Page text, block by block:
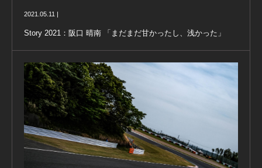
2021.05.11 |
Story 2021：阪口 晴南 「まだまだ甘かったし、浅かった」